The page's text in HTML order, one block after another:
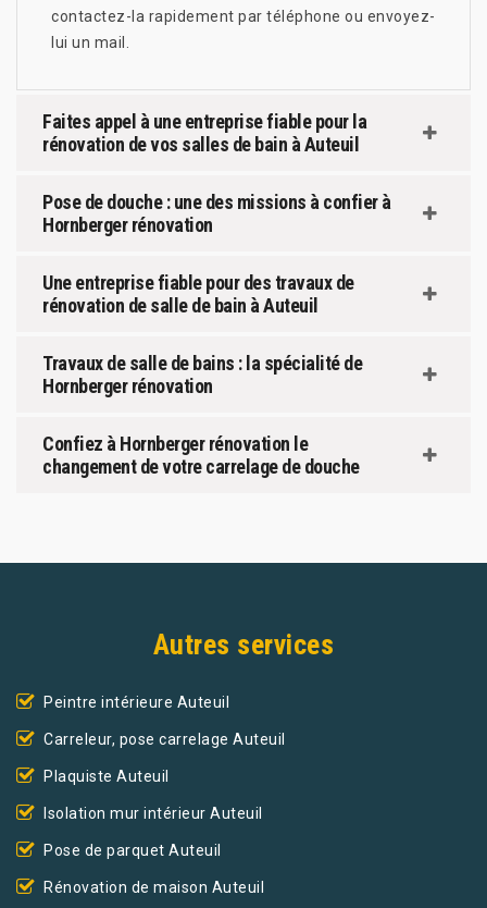
contactez-la rapidement par téléphone ou envoyez-
lui un mail.
Faites appel à une entreprise fiable pour la
rénovation de vos salles de bain à Auteuil
Pose de douche : une des missions à confier à
Hornberger rénovation
Une entreprise fiable pour des travaux de
rénovation de salle de bain à Auteuil
Travaux de salle de bains : la spécialité de
Hornberger rénovation
Confiez à Hornberger rénovation le
changement de votre carrelage de douche
Autres services
Peintre intérieure Auteuil
Carreleur, pose carrelage Auteuil
Plaquiste Auteuil
Isolation mur intérieur Auteuil
Pose de parquet Auteuil
Rénovation de maison Auteuil